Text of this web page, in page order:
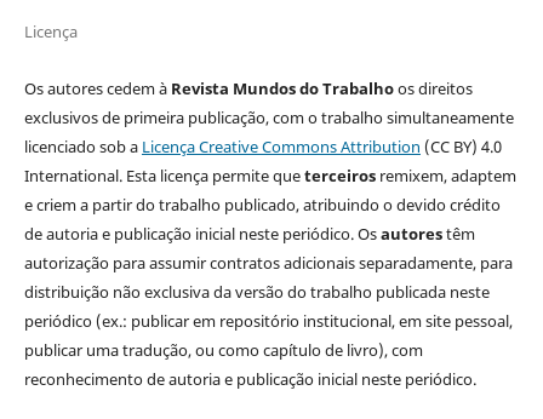
Licença
Os autores cedem à Revista Mundos do Trabalhoos direitos
exclusivos de primeira publicação, com o trabalho simultaneamente
licenciado sob a Licença Creative Commons Attribution (CC BY) 4.0
International. Esta licença permite queterceirosremixem, adaptem
e criem a partir do trabalho publicado, atribuindo o devido crédito
de autoria e publicação inicial neste periódico. Osautorestêm
autorização para assumir contratos adicionais separadamente, para
distribuição não exclusiva da versão do trabalho publicada neste
periódico (ex.: publicar em repositório institucional, em site pessoal,
publicar uma tradução, ou como capítulo de livro), com
reconhecimento de autoria e publicação inicial neste periódico.